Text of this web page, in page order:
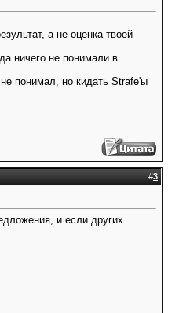
а не оценка твоей
ничего не понимали в
понимал, но кидать Strafe'ы
#3
и если других